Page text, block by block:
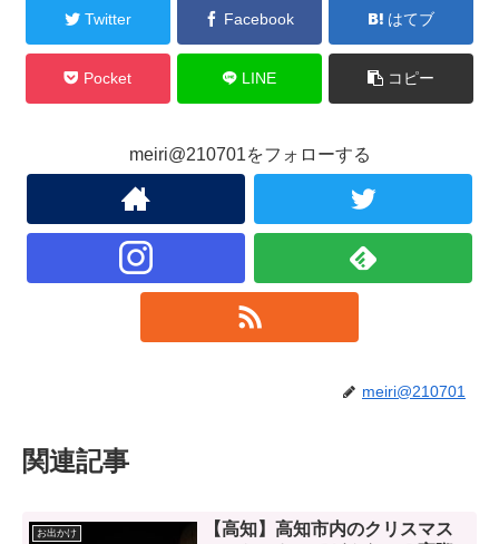
Twitter Facebook はてブ
Pocket LINE コピー
meiri@210701をフォローする
meiri@210701
関連記事
お出かけ
【高知】高知市内のクリスマス